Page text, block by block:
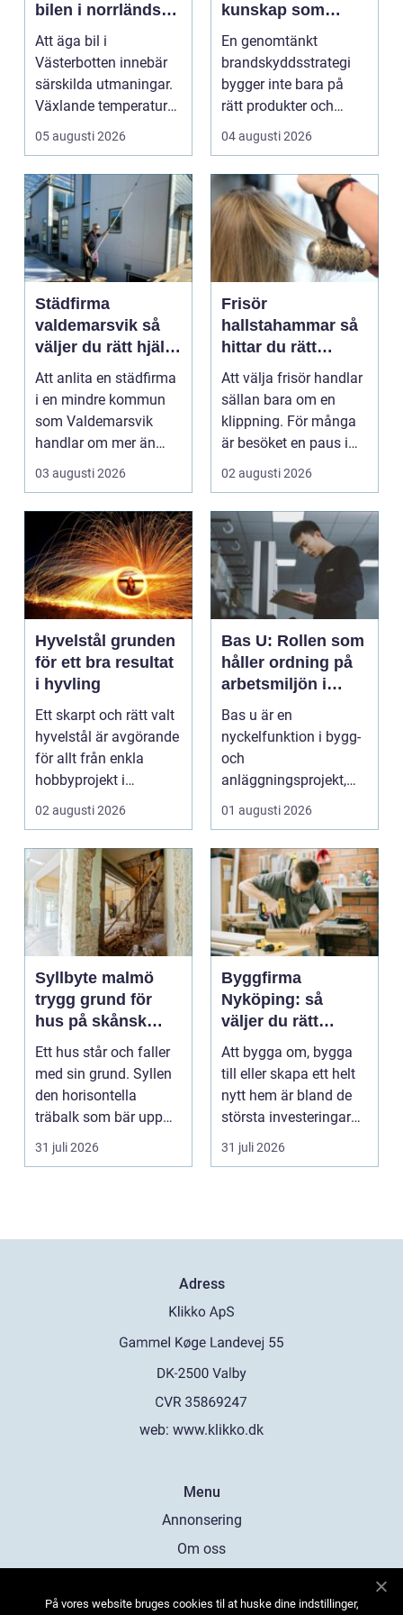
bilen i norrländskt
klimat
Att äga bil i
Västerbotten innebär
särskilda utmaningar.
Växlande temperaturer,
vägsalt, grus, snösl...
05 augusti 2026
kunskap som
räddar liv och
skyddar
verksamheter
En genomtänkt
brandskyddsstrategi
bygger inte bara på
rätt produkter och
installationer. Den
bygger ...
04 augusti 2026
Städfirma
valdemarsvik så
väljer du rätt hjälp
för hem och
företag
Att anlita en städfirma
i en mindre kommun
som Valdemarsvik
handlar om mer än
bara rena golv och
dam...
03 augusti 2026
Frisör
hallstahammar så
hittar du rätt
salong för stil,
kvalitet och känsla
Att välja frisör handlar
sällan bara om en
klippning. För många
är besöket en paus i
vardagen, ett s...
02 augusti 2026
Hyvelstål grunden
för ett bra resultat
i hyvling
Ett skarpt och rätt valt
hyvelstål är avgörande
för allt från enkla
hobbyprojekt i
verkstaden till k...
02 augusti 2026
Bas U: Rollen som
håller ordning på
arbetsmiljön i
byggprojekt
Bas u är en
nyckelfunktion i bygg-
och
anläggningsprojekt,
med ansvar för att
arbetsm...
01 augusti 2026
Syllbyte malmö
trygg grund för
hus på skånsk
mark
Ett hus står och faller
med sin grund. Syllen
den horisontella
träbalk som bär upp
väggarna mot pla...
31 juli 2026
Byggfirma
Nyköping: så
väljer du rätt
partner för ditt
projekt
Att bygga om, bygga
till eller skapa ett helt
nytt hem är bland de
största investeringar
m...
31 juli 2026
Adress
web: www.klikko.dk
Menu
Annonsering
Om oss
Kontakta oss
På vores website bruges cookies til at huske dine indstillinger,